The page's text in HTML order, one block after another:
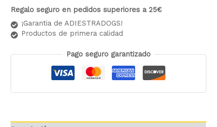
Regalo seguro en pedidos superiores a 25€
¡Garantia de ADIESTRADOGS!
Productos de primera calidad
Pago seguro garantizado